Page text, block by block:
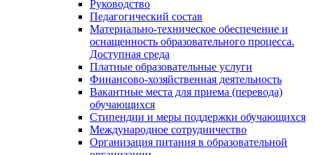
Руководство
Педагогический состав
Материально-техническое обеспечение и
оснащенность образовательного процесса.
Доступная среда
Платные образовательные услуги
Финансово-хозяйственная деятельность
Вакантные места для приема (перевода)
обучающихся
Стипендии и меры поддержки обучающихся
Международное сотрудничество
Организация питания в образовательной